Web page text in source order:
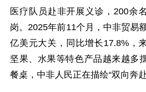
医疗队员赴非开展义诊，200余
岗。2025年前11个月，中非贸易
亿美元大关，同比增长17.8%，
坚果、水果等特色产品越来越多
餐桌，中非人民正在描绘“双向奔